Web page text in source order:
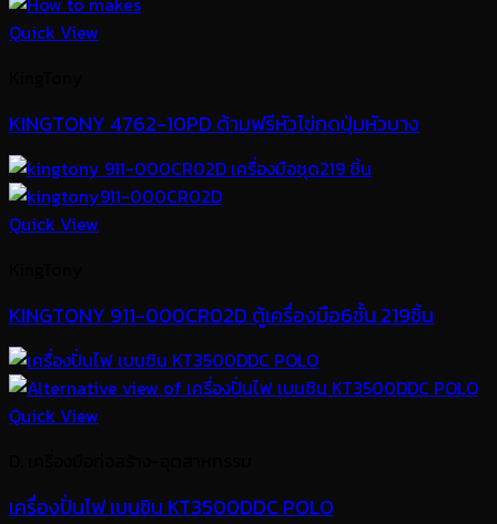
Quick View
KINGTONY 4762-10PD ด้ามฟรีหัวไข่กดปุ่มหัวบาง
Quick View
KINGTONY 911-000CR02D ตู้เครื่องมือ6ชั้น 219ชิ้น
Quick View
เครื่องปั่นไฟ เบนซิน KT3500DDC POLO